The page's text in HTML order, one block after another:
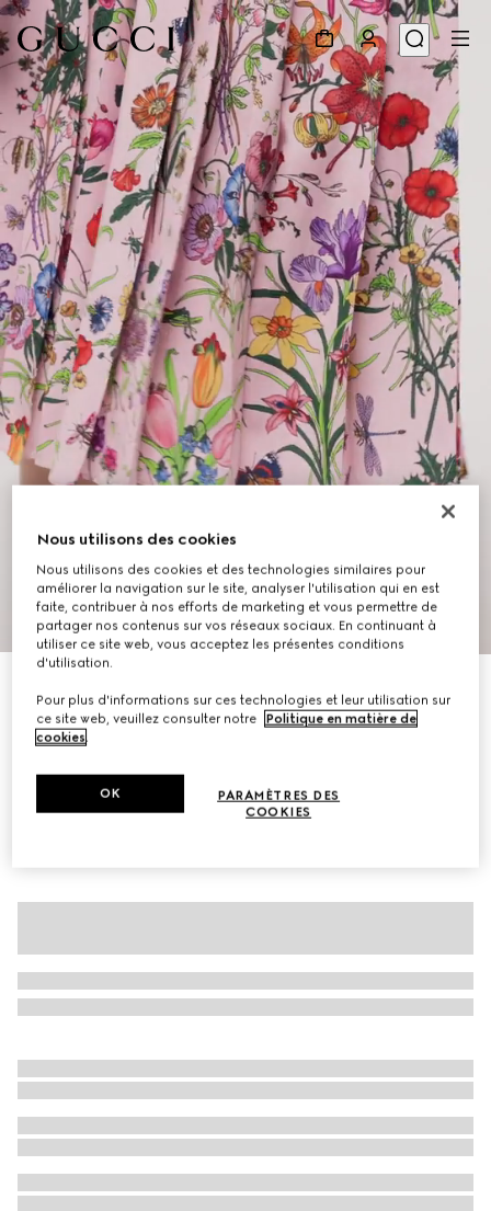
€ 1.800
Déclinaisons
Nous utilisons des cookies
Nous utilisons des cookies et des technologies similaires pour
améliorer la navigation sur le site, analyser l'utilisation qui en est
faite, contribuer à nos efforts de marketing et vous permettre de
partager nos contenus sur vos réseaux sociaux. En continuant à
utiliser ce site web, vous acceptez les présentes conditions
d'utilisation.
Pour plus d'informations sur ces technologies et leur utilisation sur
ce site web, veuillez consulter notre
Politique en matière de
cookies.
PARAMÈTRES DES
COOKIES
OK